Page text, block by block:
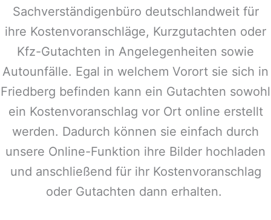
Sachverständigenbüro deutschlandweit für
ihre Kostenvoranschläge, Kurzgutachten oder
Kfz-Gutachten in Angelegenheiten sowie
Autounfälle. Egal in welchem Vorort sie sich in
Friedberg befinden kann ein Gutachten sowohl
ein Kostenvoranschlag vor Ort online erstellt
werden. Dadurch können sie einfach durch
unsere Online-Funktion ihre Bilder hochladen
und anschließend für ihr Kostenvoranschlag
oder Gutachten dann erhalten.